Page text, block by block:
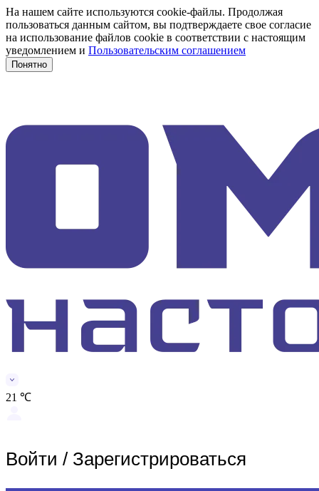
На нашем сайте используются cookie-файлы. Продолжая
пользоваться данным сайтом, вы подтверждаете свое согласие
на использование файлов cookie в соответствии с настоящим
уведомлением и Пользовательским соглашением
Понятно
21 ℃
Войти / Зарегистрироваться